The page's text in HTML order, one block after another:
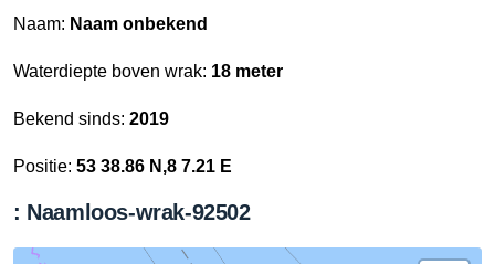
Naam: Naam onbekend
Waterdiepte boven wrak: 18 meter
Bekend sinds: 2019
Positie: 53 38.86 N,8 7.21 E
: Naamloos-wrak-92502